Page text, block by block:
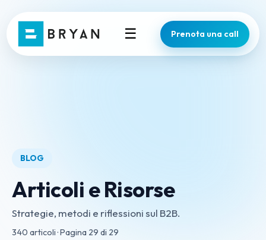
☰ Prenota una call
BLOG
Articoli e Risorse
Strategie, metodi e riflessioni sul B2B.
340 articoli · Pagina 29 di 29